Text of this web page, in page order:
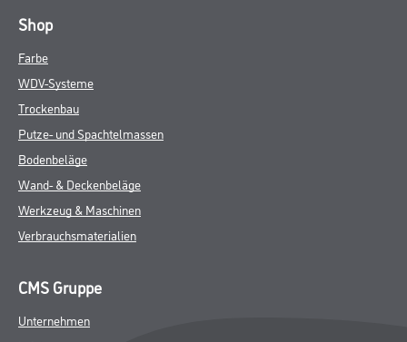
Shop
Farbe
WDV-Systeme
Trockenbau
Putze- und Spachtelmassen
Bodenbeläge
Wand- & Deckenbeläge
Werkzeug & Maschinen
Verbrauchsmaterialien
CMS Gruppe
Unternehmen